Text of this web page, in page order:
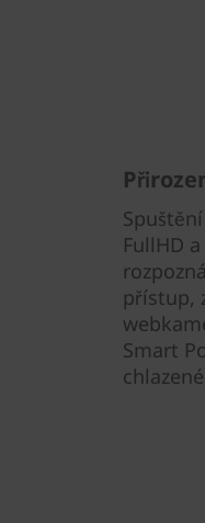
FullHD
přístup,
Smart